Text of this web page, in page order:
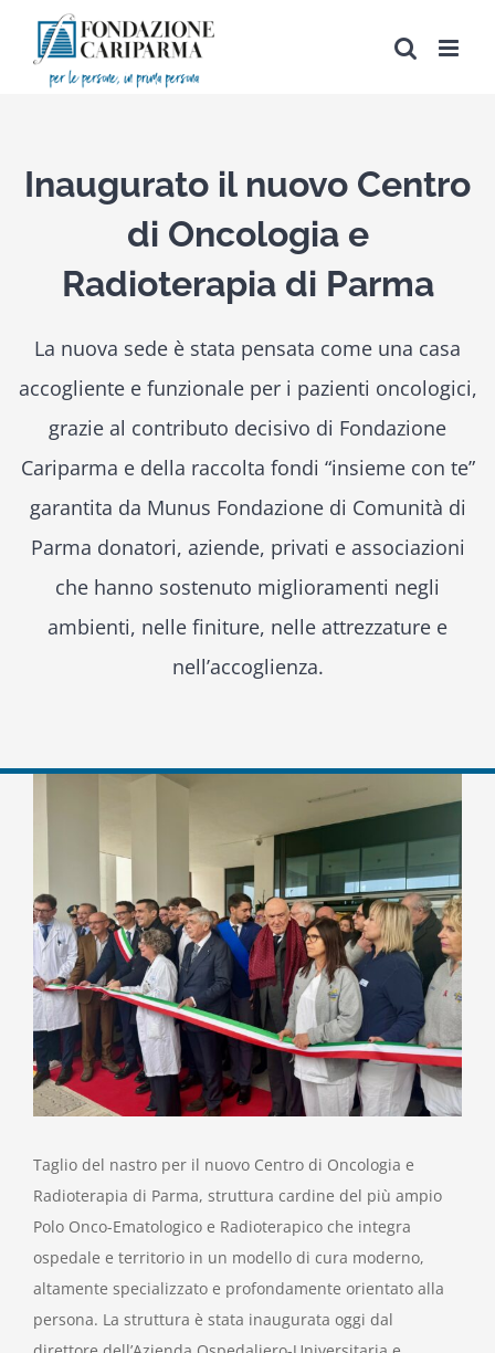
contenuto
Inaugurato il nuovo Centro
di Oncologia e
Radioterapia di Parma
La nuova sede è stata pensata come una casa
accogliente e funzionale per i pazienti oncologici,
grazie al contributo decisivo di Fondazione
Cariparma e della raccolta fondi “insieme con te”
garantita da Munus Fondazione di Comunità di
Parma donatori, aziende, privati e associazioni
che hanno sostenuto miglioramenti negli
ambienti, nelle finiture, nelle attrezzature e
nell’accoglienza.
immagine
Taglio del nastro per il nuovo Centro di Oncologia e
Radioterapia di Parma, struttura cardine del più ampio
Polo Onco-Ematologico e Radioterapico che integra
ospedale e territorio in un modello di cura moderno,
altamente specializzato e profondamente orientato alla
persona. La struttura è stata inaugurata oggi dal